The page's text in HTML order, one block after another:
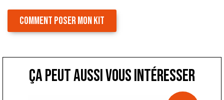
COMMENT POSER MON KIT
ça peut aussi vous intéresser